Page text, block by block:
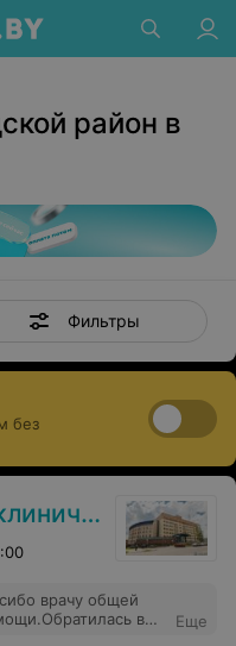
район в
Фильтры
без
врачу общей
в
Еще